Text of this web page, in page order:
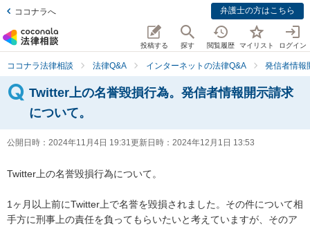
ココナラへ 弁護士の方はこちら
投稿する 探す 閲覧履歴 マイリスト ログイン
ココナラ法律相談 法律Q&A インターネットの法律Q&A 発信者情報
Twitter上の名誉毀損行為。発信者情報開示請求
について。
公開日時： 2024年11月4日 19:31更新日時： 2024年12月1日 13:53
Twitter上の名誉毀損行為について。
1ヶ月以上前にTwitter上で名誉を毀損されました。その件について相
手方に刑事上の責任を負ってもらいたいと考えていますが、そのア